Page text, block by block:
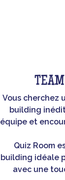
Vous cherchez
building
équipe et
Quiz Room
building idéale
avec une